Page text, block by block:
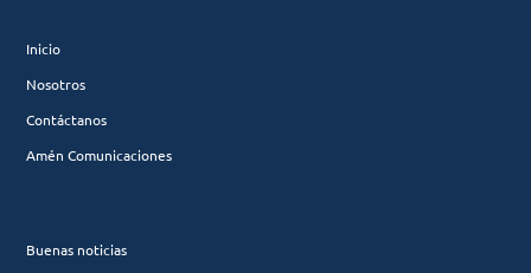
Inicio
Nosotros
Contáctanos
Amén Comunicaciones
Buenas noticias